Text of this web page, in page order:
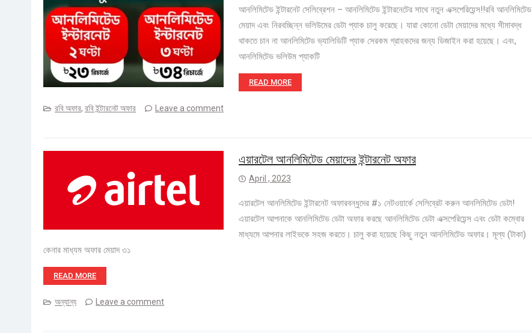
আনলিমিটেড ইন্টারনেট সেলিব্রেশন – আনলিমিটেড ইন্টারনেটের সাথে নতুন এক্সপেরিয়েন্স!!রবি আনলিমিটেড
মেয়াদ এবং নিরবচ্ছিন্ন ভলিউমের ডেটা প্যাক চালু করেছে। যারা কোনো ডেটা মেয়াদের মধ্যে সীমাবদ্ধ
থাকতে চান না আনলিমিটেড ভ্যালিডিটি প্যাক সেরকম গ্রাহকদের জন্য ডিজাইন করা হয়েছে। এবং,
আনলিমিটেড ভলিউম প্যাকটি
READ MORE
রবি অফার, রবি ইন্টারনেট অফার Leave a comment
এয়ারটেল আনলিমিটেড মেয়াদের ইন্টারনেট অফার
April , 2023
এয়ারটেল আনলিমিটেড ইন্টারনেট অফারবন্ধুদের #১ নেটওয়ার্কে সেলিব্রেট করুন আনলিমিটেড ডেটা!
এয়ারটেল আপনাকে আনলিমিটেড ডেটা অফার করছে আনলিমিটেড ডেটা এক্সপেরিয়েন্স এবং ডেটা কম্বোর
মাধ্যমে আপনার লাইভকে সহজ করতে। চালু করা হয়েছে কিছু নতুন আনলিমিটেড অফার। মূল্য (টাকা)
কেনার মাধ্যম অফার মেয়াদ ৩১
READ MORE
অন্যান্য Leave a comment